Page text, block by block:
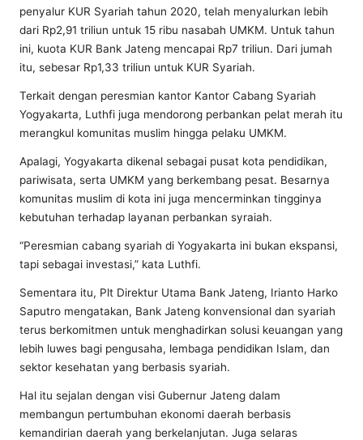
penyalur KUR Syariah tahun 2020, telah menyalurkan lebih
dari Rp2,91 triliun untuk 15 ribu nasabah UMKM. Untuk tahun
ini, kuota KUR Bank Jateng mencapai Rp7 triliun. Dari jumah
itu, sebesar Rp1,33 triliun untuk KUR Syariah.
Terkait dengan peresmian kantor Kantor Cabang Syariah
Yogyakarta, Luthfi juga mendorong perbankan pelat merah itu
merangkul komunitas muslim hingga pelaku UMKM.
Apalagi, Yogyakarta dikenal sebagai pusat kota pendidikan,
pariwisata, serta UMKM yang berkembang pesat. Besarnya
komunitas muslim di kota ini juga mencerminkan tingginya
kebutuhan terhadap layanan perbankan syraiah.
“Peresmian cabang syariah di Yogyakarta ini bukan ekspansi,
tapi sebagai investasi,” kata Luthfi.
Sementara itu, Plt Direktur Utama Bank Jateng, Irianto Harko
Saputro mengatakan, Bank Jateng konvensional dan syariah
terus berkomitmen untuk menghadirkan solusi keuangan yang
lebih luwes bagi pengusaha, lembaga pendidikan Islam, dan
sektor kesehatan yang berbasis syariah.
Hal itu sejalan dengan visi Gubernur Jateng dalam
membangun pertumbuhan ekonomi daerah berbasis
kemandirian daerah yang berkelanjutan. Juga selaras